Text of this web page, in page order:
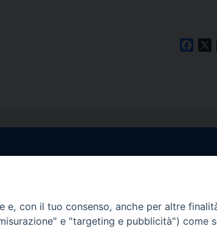
tel. 0818714501
Giorni ed Orari Apertura Uffici:
con il tuo consenso, anche per altre
e "targeting e pubblicità") come